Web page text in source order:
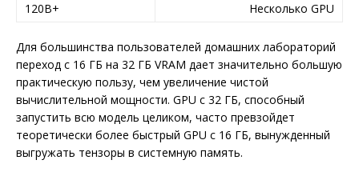
120B+
Несколько GPU
Для большинства пользователей домашних лабораторий
переход с 16 ГБ на 32 ГБ VRAM дает значительно большую
практическую пользу, чем увеличение чистой
вычислительной мощности. GPU с 32 ГБ, способный
запустить всю модель целиком, часто превзойдет
теоретически более быстрый GPU с 16 ГБ, вынужденный
выгружать тензоры в системную память.